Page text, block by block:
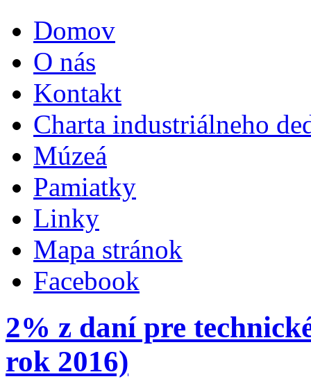
Domov
O nás
Kontakt
Charta industriálneho
Múzeá
Pamiatky
Linky
Mapa stránok
Facebook
2% z daní pre
rok 2016)